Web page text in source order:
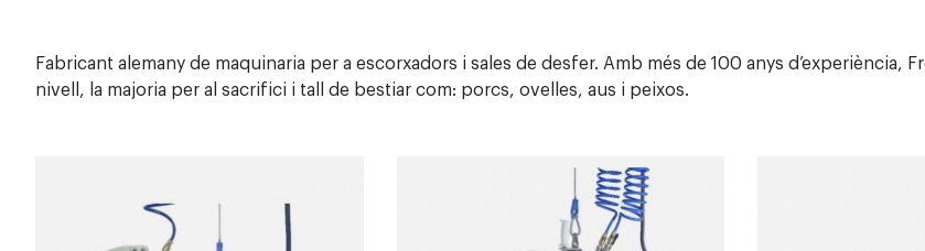
Fabricant alemany de maquinaria per a escorxadors i sales de desfer. Amb més de 100 anys d’experiència,
nivell, la majoria per al sacrifici i tall de bestiar com: porcs, ovelles, aus i peixos.